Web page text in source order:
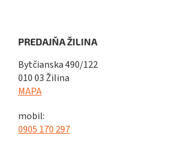
PREDAJŇA ŽILINA
Bytčianska 490/122
010 03 Žilina
MAPA
mobil:
0905 170 297